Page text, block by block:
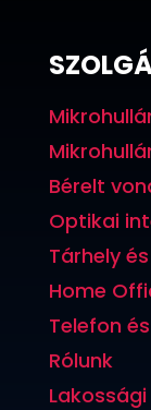
Bérelt
Optikai
Tárhely
Home
Telefon
Rólunk